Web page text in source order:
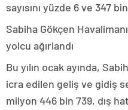
sayısını yüzde 6 ve 347
Sabiha Gökçen
yolcu ağırlandı
Bu yılın ocak ayında,
icra edilen geliş ve gidiş
milyon 446 bin 739, dış